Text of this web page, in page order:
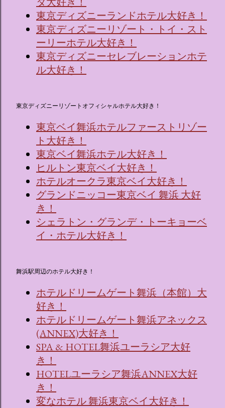
東京ディズニーランドホテル大好き！
東京ディズニーリゾート・トイ・スト
ーリーホテル大好き！
東京ディズニーセレブレーションホテ
ル大好き！
東京ディズニーリゾートオフィシャルホテル大好き！
東京ベイ舞浜ホテルファーストリゾー
ト大好き！
東京ベイ舞浜ホテル大好き！
ヒルトン東京ベイ大好き！
ホテルオークラ東京ベイ大好き！
グランドニッコー東京ベイ 舞浜 大好
き！
シェラトン・グランデ・トーキョーベ
イ・ホテル大好き！
舞浜駅周辺のホテル大好き！
ホテルドリームゲート舞浜（本館）大
好き！
ホテルドリームゲート舞浜アネックス
(ANNEX)大好き！
SPA & HOTEL舞浜ユーラシア大好
き！
HOTELユーラシア舞浜ANNEX大好
き！
変なホテル 舞浜東京ベイ大好き！